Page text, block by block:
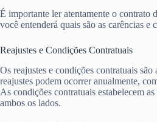
É importante ler atentamente o contrato
você entenderá quais são as carências e
Reajustes e Condições Contratuais
Os reajustes e condições contratuais são
reajustes podem ocorrer anualmente,
As condições contratuais estabelecem
ambos os lados.